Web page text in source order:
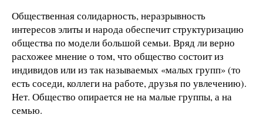
Общественная солидарность, неразрывность
интересов элиты и народа обеспечит структуризацию
общества по модели большой семьи. Вряд ли верно
расхожее мнение о том, что общество состоит из
индивидов или из так называемых «малых групп» (то
есть соседи, коллеги на работе, друзья по увлечению).
Нет. Общество опирается не на малые группы, а на
семью.